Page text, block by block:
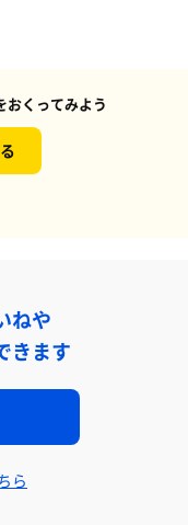
おくってみよう
ねや
きます
ら